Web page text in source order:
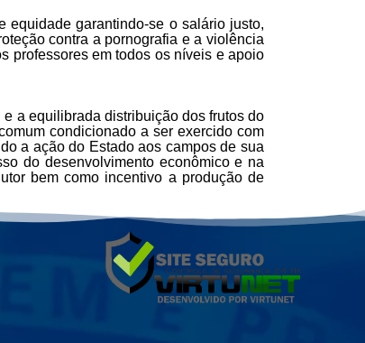
equidade garantindo-se o salário justo,
contra a pornografia e a violência
professores em todos os níveis e apoio
a equilibrada distribuição dos frutos do
condicionado a ser exercido com
a ação do Estado aos campos de sua
do desenvolvimento econômico e na
bem como incentivo a produção de